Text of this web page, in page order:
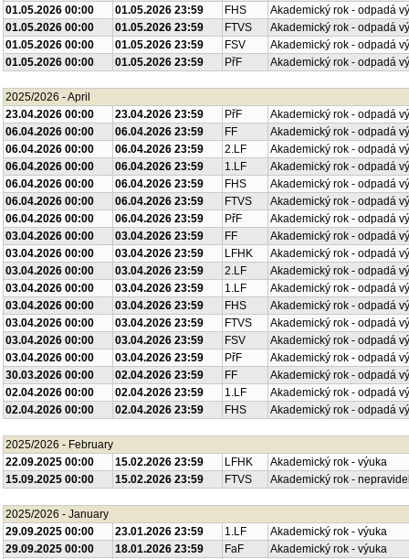
01.05.2026 00:00
01.05.2026 23:59 FHS
Akademický rok - odpadá
01.05.2026 00:00
01.05.2026 23:59 FTVS
Akademický rok - odpadá
01.05.2026 00:00
01.05.2026 23:59 FSV
Akademický rok - odpadá
01.05.2026 00:00
01.05.2026 23:59 PřF Akademický rok - odpadá
2025/2026 - April
23.04.2026 00:00
23.04.2026 23:59 PřF
Akademický rok - odpadá
06.04.2026 00:00
06.04.2026 23:59 FF
Akademický rok - odpadá
06.04.2026 00:00
06.04.2026 23:59 2.LF
Akademický rok - odpadá
06.04.2026 00:00
06.04.2026 23:59 1.LF
Akademický rok - odpadá
06.04.2026 00:00
06.04.2026 23:59 FHS
Akademický rok - odpadá
06.04.2026 00:00
06.04.2026 23:59 FTVS
Akademický rok - odpadá
06.04.2026 00:00
06.04.2026 23:59 PřF
Akademický rok - odpadá
03.04.2026 00:00
03.04.2026 23:59 FF
Akademický rok - odpadá
03.04.2026 00:00
03.04.2026 23:59 LFHK
Akademický rok - odpadá
03.04.2026 00:00
03.04.2026 23:59 2.LF
Akademický rok - odpadá
03.04.2026 00:00
03.04.2026 23:59 1.LF
Akademický rok - odpadá
03.04.2026 00:00
03.04.2026 23:59 FHS
Akademický rok - odpadá
03.04.2026 00:00
03.04.2026 23:59 FTVS
Akademický rok - odpadá
03.04.2026 00:00
03.04.2026 23:59 FSV
Akademický rok - odpadá
03.04.2026 00:00
03.04.2026 23:59 PřF
Akademický rok - odpadá
30.03.2026 00:00
02.04.2026 23:59 FF
Akademický rok - odpadá
02.04.2026 00:00
02.04.2026 23:59 1.LF
Akademický rok - odpadá
02.04.2026 00:00
02.04.2026 23:59 FHS Akademický rok - odpadá
2025/2026 - February
22.09.2025 00:00
15.02.2026 23:59 LFHK
Akademický rok - výuka
15.09.2025 00:00
15.02.2026 23:59 FTVS Akademický rok -
2025/2026 - January
29.09.2025 00:00
23.01.2026 23:59 1.LF
Akademický rok - výuka
29.09.2025 00:00
18.01.2026 23:59 FaF
Akademický rok - výuka